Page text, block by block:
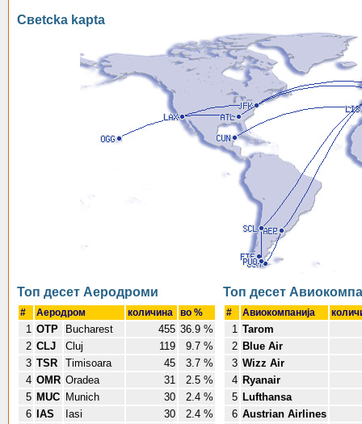
Свetcka kapta
Топ десет Аеродроми
# Аеродром количина во %
1 OTP Bucharest 455 36.9 %
2 CLJ Cluj 119
9.7 %
3 TSR Timisoara 45
3.7 %
4 OMR Oradea 31
2.5 %
5 MUC Munich 30
2.4 %
6
IAS Iasi 30
2.4 %
Топ десет
# Авиокомпанија
1 Tarom
2 Blue Air
3 Wizz Air
4 Ryanair
5 Lufthansa
6 Austrian Airlines